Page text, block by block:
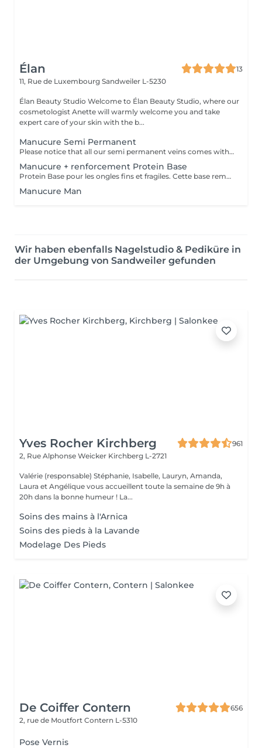
Élan
13
11, Rue de Luxembourg Sandweiler L-5230
Élan Beauty Studio Welcome to Élan Beauty Studio, where our
cosmetologist Anette will warmly welcome you and take
expert care of your skin with the b...
Manucure Semi Permanent
Please notice that all our semi permanent veins comes with Manicure included
Manucure + renforcement Protein Base
Protein Base pour les ongles fins et fragiles. Cette base remplie de protéines ravivent et renforcent vos ongles. Il protège, renforce et restaure instantanément et au long terme les ongles. Formule douce et soignante qui protège la plaque naturelle de l ongle contre les agressions extérieures et les traumatismes mécaniques.
Manucure Man
Wir haben ebenfalls Nagelstudio & Pediküre in
der Umgebung von Sandweiler gefunden
Yves Rocher Kirchberg
961
2, Rue Alphonse Weicker Kirchberg L-2721
Valérie (responsable) Stéphanie, Isabelle, Lauryn, Amanda,
Laura et Angélique vous accueillent toute la semaine de 9h à
20h dans la bonne humeur ! La...
Soins des mains à l'Arnica
Soins des pieds à la Lavande
Modelage Des Pieds
De Coiffer Contern
656
2, rue de Moutfort Contern L-5310
Pose Vernis